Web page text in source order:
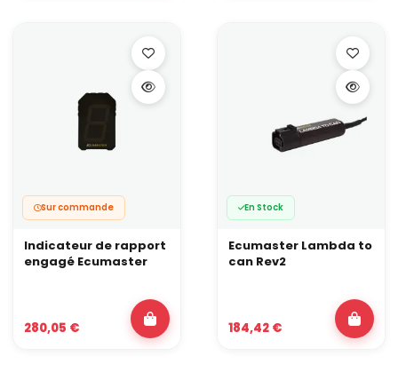
Sur commande
Indicateur de rapport
engagé Ecumaster
280,05 €
En Stock
Ecumaster Lambda to
can Rev2
184,42 €